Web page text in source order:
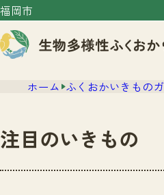
福岡市
センター紹介
ホーム ふくおかいきもの
注目のいきもの